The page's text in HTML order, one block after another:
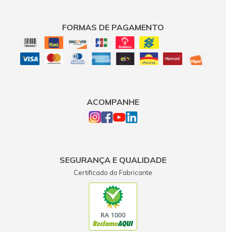
FORMAS DE PAGAMENTO
ACOMPANHE
SEGURANÇA E QUALIDADE
Certificado do Fabricante